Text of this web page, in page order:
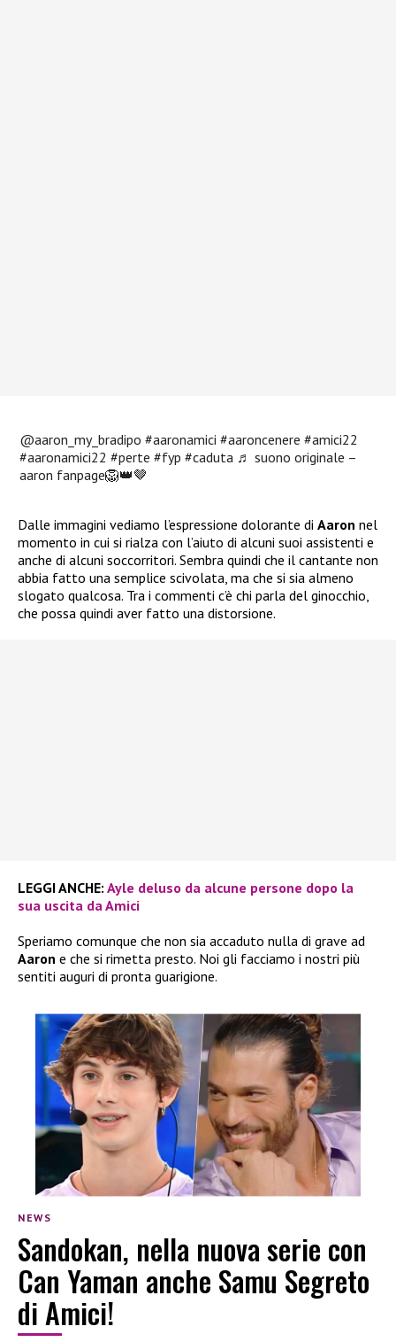
@aaron_my_bradipo #aaronamici #aaroncenere #amici22
#aaronamici22 #perte #fyp #caduta ♬ suono originale –
aaron fanpage🦁👑🤎
Dalle immagini vediamo l’espressione dolorante di Aaron nel
momento in cui si rialza con l’aiuto di alcuni suoi assistenti e
anche di alcuni soccorritori. Sembra quindi che il cantante non
abbia fatto una semplice scivolata, ma che si sia almeno
slogato qualcosa. Tra i commenti c’è chi parla del ginocchio,
che possa quindi aver fatto una distorsione.
LEGGI ANCHE: Ayle deluso da alcune persone dopo la
sua uscita da Amici
Speriamo comunque che non sia accaduto nulla di grave ad
Aaron e che si rimetta presto. Noi gli facciamo i nostri più
sentiti auguri di pronta guarigione.
NEWS
Sandokan, nella nuova serie con
Can Yaman anche Samu Segreto
di Amici!